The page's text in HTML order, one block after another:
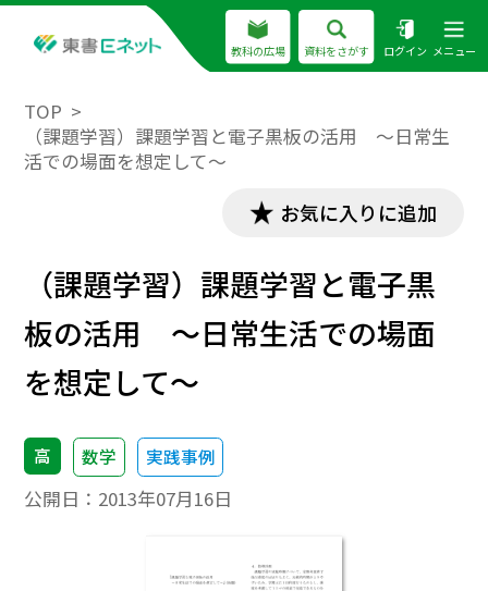
教科の広場 資料をさがす ログイン メニュー
TOP
（課題学習）課題学習と電子黒板の活用 ～日常生
活での場面を想定して～
お気に入りに追加
（課題学習）課題学習と電子黒
板の活用 ～日常生活での場面
を想定して～
高 数学 実践事例
公開日： 2013年07月16日